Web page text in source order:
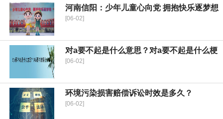
河南信阳：少年儿童心向党 拥抱快乐逐梦想
[06-02]
对a要不起是什么意思？对a要不起是什么梗
[06-02]
环境污染损害赔偿诉讼时效是多久？
[06-02]